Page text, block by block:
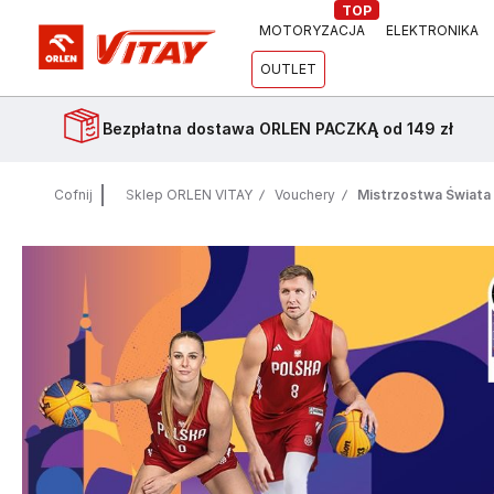
MOTORYZACJA
TOP
ELEKTRONIKA
OUTLET
Bezpłatna dostawa ORLEN PACZKĄ od 149 zł
Cofnij Sklep ORLEN VITAY Vouchery Mistrzostwa Świata